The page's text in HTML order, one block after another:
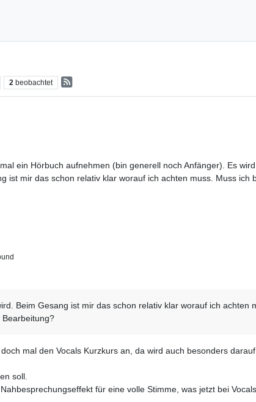
2 beobachtet
ein Hörbuch aufnehmen (bin generell noch Anfänger). Es
ist mir das schon relativ klar worauf ich achten muss. Muss
Beim Gesang ist mir das schon relativ klar worauf ich achten
Bearbeitung?
mal den Vocals Kurzkurs an, da wird auch besonders
soll.
für eine volle Stimme, was jetzt bei